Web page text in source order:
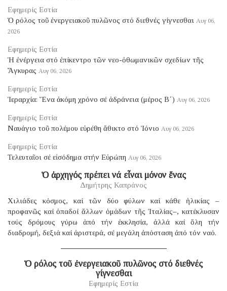
Εφημερίς Εστία
Ὁ ρόλος τοῦ ἐνεργειακοῦ πυλῶνος στό διεθνές γίγνεσθαι Αυγ 06,
2026
Εφημερίς Εστία
Ἡ ἐνέργεια στό ἐπίκεντρο τῶν νεο-ὀθωμανικῶν σχεδίων τῆς
Ἄγκυρας Αυγ 06, 2026
Εφημερίς Εστία
Ἱεραρχία: Ἕνα ἀκόμη χρόνο σέ ἀδράνεια (μέρος B΄) Αυγ 06, 2026
Εφημερίς Εστία
Ναυάγιο τοῦ πολέμου εὑρέθη ἄθικτο στό Ἰόνιο Αυγ 06, 2026
Εφημερίς Εστία
Τελευταῖοι σέ εἰσόδημα στήν Εὐρώπη Αυγ 06, 2026
Ὁ ἀρχηγός πρέπει νά εἶναι μόνον ἕνας
Δημήτρης Καπράνος
Χιλιάδες κόσμος, καί τῶν δύο φύλων καί κάθε ἡλικίας –
προφανῶς καί ὀπαδοί ἄλλων ὁμάδων τῆς Ἰταλίας–, κατέκλυσαν
τούς δρόμους γύρω ἀπό τήν ἐκκλησία, ἀλλά καί ὅλη τήν
διαδρομή, δεξιά καί ἀριστερά, σέ μεγάλη ἀπόσταση ἀπό τόν ναό.
Ὁ ρόλος τοῦ ἐνεργειακοῦ πυλῶνος στό διεθνές
γίγνεσθαι
Εφημερίς Εστία